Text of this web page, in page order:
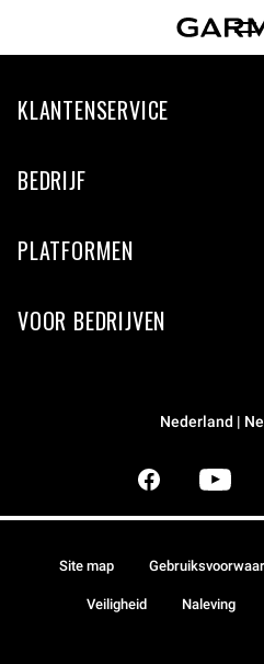
KLANTENSERVICE
BEDRIJF
PLATFORMEN
VOOR BEDRIJVEN
Nederland |
Site map
Veiligheid Naleving